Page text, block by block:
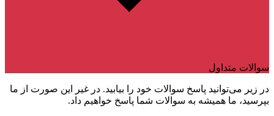
سوالات متداول
در زیر می‌توانید پاسخ سوالات خود را بیابید. در غیر این صورت از ما
بپرسید، ما همیشه به سوالات شما پاسخ خواهیم داد.